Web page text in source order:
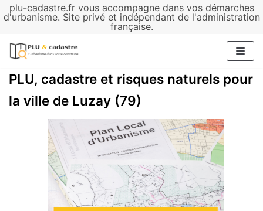
plu-cadastre.fr vous accompagne dans vos démarches
d'urbanisme. Site privé et indépendant de l'administration
française.
Aller
contenu
PLU, cadastre et risques naturels pour
la ville de Luzay (79)